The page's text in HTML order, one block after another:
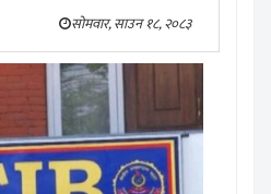
सोमवार, साउन १८, २०८३